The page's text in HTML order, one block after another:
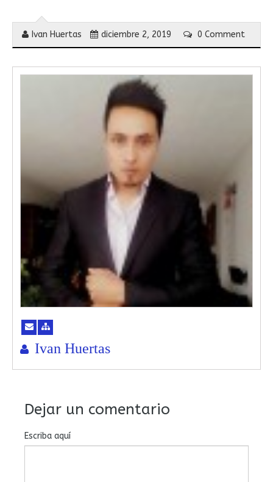
Ivan Huertas diciembre 2, 2019 0 Comment
Ivan Huertas
Dejar un comentario
Escriba aquí